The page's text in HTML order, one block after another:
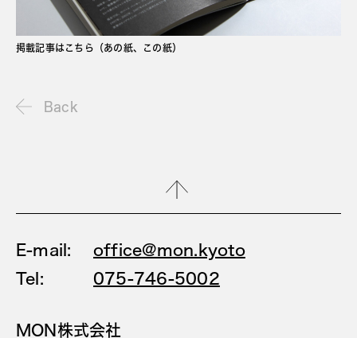
掲載記事はこちら（あの紙、この紙）
Back
E-mail:
office@mon.kyoto
Tel:
075-746-5002
MON株式会社